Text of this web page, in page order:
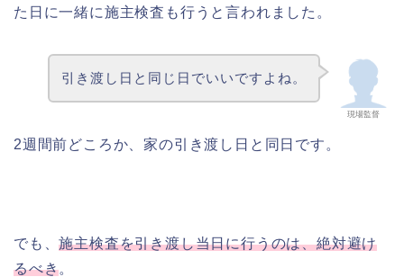
た日に一緒に施主検査も行うと言われました。
現場監督
引き渡し日と同じ日でいいですよね。
2週間前どころか、家の引き渡し日と同日です。
でも、施主検査を引き渡し当日に行うのは、絶対避け
るべき。